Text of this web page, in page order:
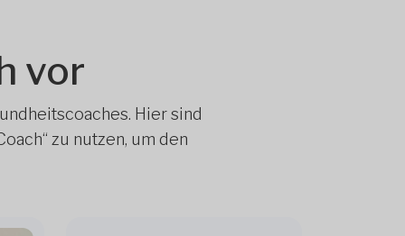
vor
Hier sind
zu nutzen, um den